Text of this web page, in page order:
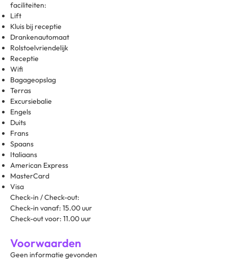
faciliteiten:
Lift
Kluis bij receptie
Drankenautomaat
Rolstoelvriendelijk
Receptie
Wifi
Bagageopslag
Terras
Excursiebalie
Engels
Duits
Frans
Spaans
Italiaans
American Express
MasterCard
Visa
Check-in / Check-out:
Check-in vanaf: 15.00 uur
Check-out voor: 11.00 uur
Voorwaarden
Geen informatie gevonden